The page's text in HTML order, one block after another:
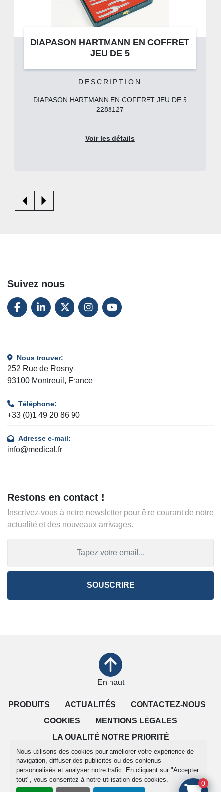
Nous utilisons des cookies pour améliorer votre expérience de
navigation, diffuser des publicités ou des contenus
personnalisés et analyser notre trafic. En cliquant sur "Accepter
tout", vous consentez à notre utilisation des cookies.
DIAPASON HARTMANN EN COFFRET
JEU DE 5
DESCRIPTION
DIAPASON HARTMANN EN COFFRET JEU DE 5
2288127
Voir les détails
Suivez nous
FACEBOOK
LINKEDINTWITTERINSTAGRAM
YOUTUBE
Nous trouver:
252 Rue de Rosny
93100 Montreuil, France
Téléphone:
+33 (0)1 49 20 86 90
Adresse e-mail:
info@medical.fr
Restons en contact !
Inscrivez-vous à notre newsletter pour être courant de notre
actualité et des nouveaux arrivages.
SOUSCRIRE
PRODUITS ACTUALITÉS
CONTACTEZ-NOUS
COOKIES
MENTIONS LÉGALES
LA QUALITÉ NOTRE PRIORITÉ
CONDITIONS DE VENTE
Gérez les cookies
En haut
0